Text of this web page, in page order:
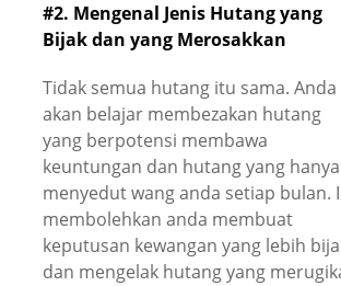
#2. Mengenal Jenis Hutang yang
Bijak dan yang Merosakkan
Tidak semua hutang itu sama. Anda
akan belajar membezakan hutang
yang berpotensi membawa
keuntungan dan hutang yang hanya
menyedut wang anda setiap bulan.
membolehkan anda membuat
keputusan kewangan yang lebih
dan mengelak hutang yang